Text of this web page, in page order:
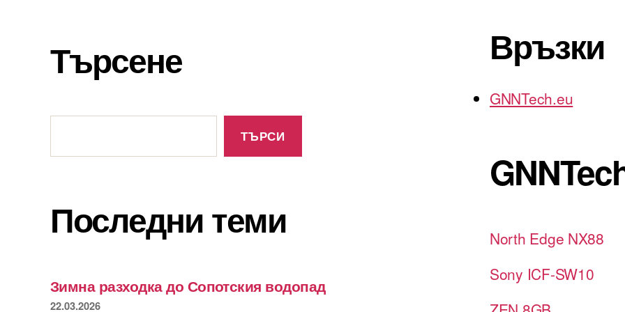
Търсене
ТЪРСИ
Последни теми
Зимна разходка до Сопотския водопад
22.03.2026
Връзки
GNNTech.eu
North Edge NX88
Sony ICF-SW10